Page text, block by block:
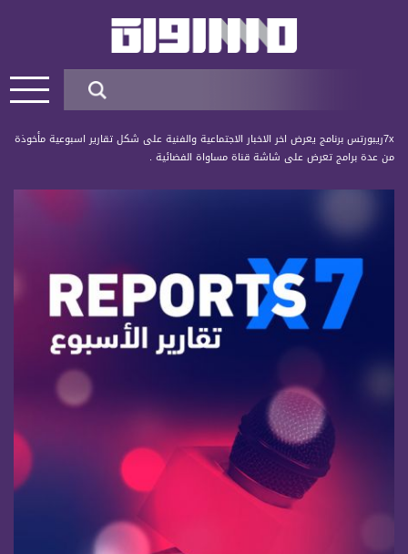
7xريبورتس برنامج يعرض اخر الاخبار الاجتماعية والفنية على شكل تقارير اسبوعية مأخوذة
من عدة برامج تعرض على شاشة قناة مساواة الفضائية .